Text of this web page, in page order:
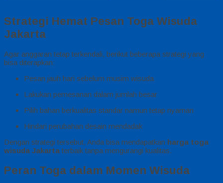
Strategi Hemat Pesan Toga Wisuda
Jakarta
Agar anggaran tetap terkendali, berikut beberapa strategi yang
bisa diterapkan:
Pesan jauh hari sebelum musim wisuda
Lakukan pemesanan dalam jumlah besar
Pilih bahan berkualitas standar namun tetap nyaman
Hindari perubahan desain mendadak
Dengan strategi tersebut, Anda bisa mendapatkan harga toga
wisuda Jakarta terbaik tanpa mengurangi kualitas.
Peran Toga dalam Momen Wisuda